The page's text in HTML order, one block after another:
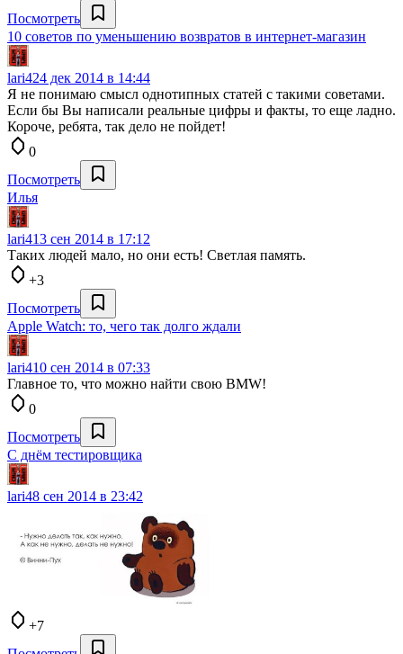
Посмотреть
10 советов по уменьшению возвратов в интернет-магазин
lari424 дек 2014 в 14:44
Я не понимаю смысл однотипных статей с такими советами.
Если бы Вы написали реальные цифры и факты, то еще ладно.
Короче, ребята, так дело не пойдет!
0
Посмотреть
Илья
lari413 сен 2014 в 17:12
Таких людей мало, но они есть! Светлая память.
+3
Посмотреть
Apple Watch: то, чего так долго ждали
lari410 сен 2014 в 07:33
Главное то, что можно найти свою BMW!
0
Посмотреть
C днём тестировщика
lari48 сен 2014 в 23:42
+7